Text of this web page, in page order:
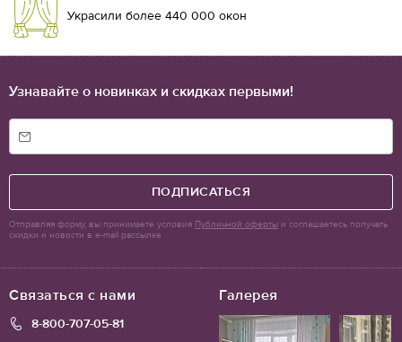
Украсили более 440 000 окон
Галерея
Связаться с нами
8-800-707-05-81
Узнавайте о новинках и скидках первыми!
ПОДПИСАТЬСЯ
Отправляя форму, вы принимаете условия Публичной оферты и соглашаетесь получать
скидки и новости в e-mail рассылке